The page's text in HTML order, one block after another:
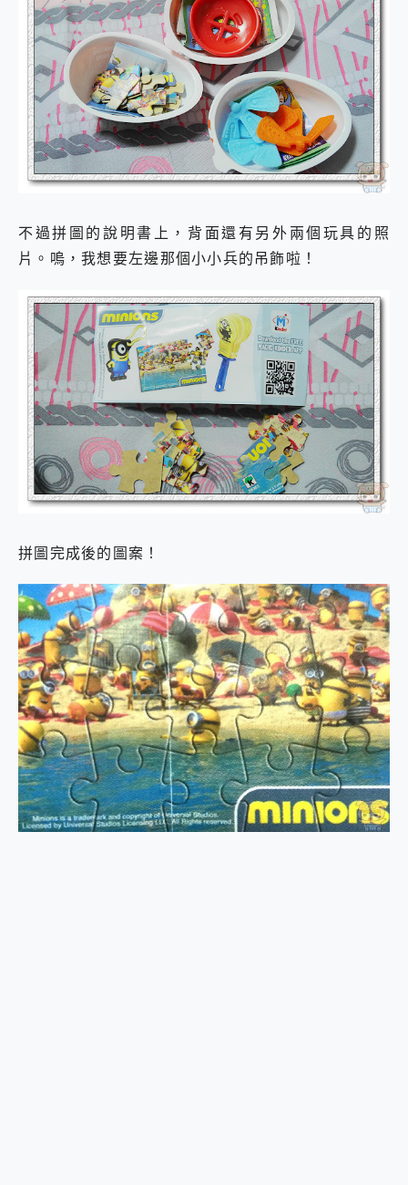
不過拼圖的說明書上，背面還有另外兩個玩具的照
片。嗚，我想要左邊那個小小兵的吊飾啦！
拼圖完成後的圖案！